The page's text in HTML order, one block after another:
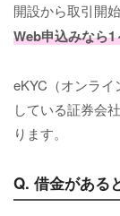
開設から取引開始
Web申込みなら1
eKYC（オンラ
している証券会
ります。
Q. 借金がある